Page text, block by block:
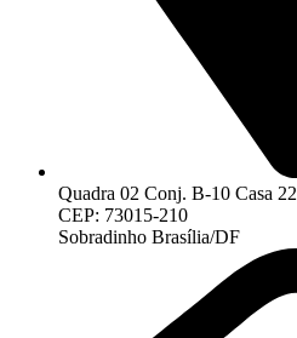
Quadra 02 Conj. B-10 Casa 22
CEP: 73015-210
Sobradinho Brasília/DF